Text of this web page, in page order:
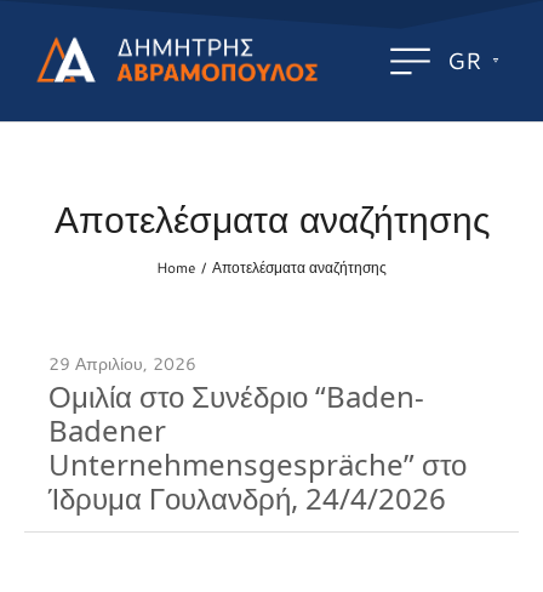
GR
Αποτελέσματα αναζήτησης
Home / Αποτελέσματα αναζήτησης
29 Απριλίου, 2026
Ομιλία στο Συνέδριο “Baden-
Badener
Unternehmensgespräche” στο
Ίδρυμα Γουλανδρή, 24/4/2026